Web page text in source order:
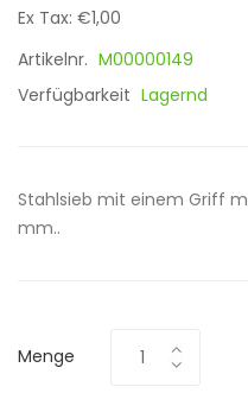
Ex Tax: €1,00
Artikelnr. M00000149
Verfügbarkeit Lagernd
Stahlsieb mit einem Griff
mm..
Menge